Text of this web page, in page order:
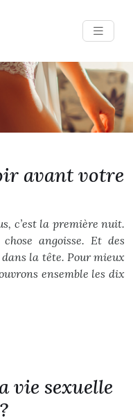
avant votre
c’est la première nuit.
angoisse. Et des
la tête. Pour mieux
ensemble les dix
vie sexuelle